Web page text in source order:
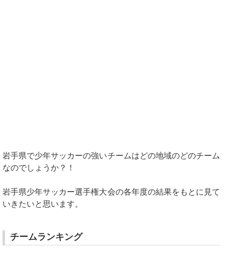
岩手県で少年サッカーの強いチームはどの地域のどのチーム
なのでしょうか？！
岩手県少年サッカー選手権大会の各年度の結果をもとに見て
いきたいと思います。
チームランキング